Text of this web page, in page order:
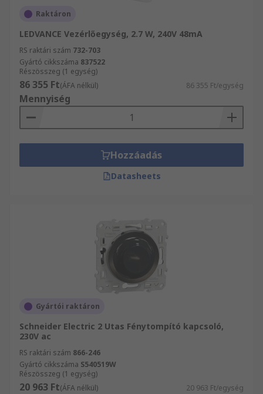
Raktáron
LEDVANCE Vezérlőegység, 2.7 W, 240V 48mA
RS raktári szám 732-703
Gyártó cikkszáma 837522
Részösszeg (1 egység)
86 355 Ft(ÁFA nélkül) 86 355 Ft/egység
Mennyiség
Hozzáadás
Datasheets
Gyártói raktáron
Schneider Electric 2 Utas Fénytompító kapcsoló,
230V ac
RS raktári szám 866-246
Gyártó cikkszáma S540519W
Részösszeg (1 egység)
20 963 Ft(ÁFA nélkül) 20 963 Ft/egység